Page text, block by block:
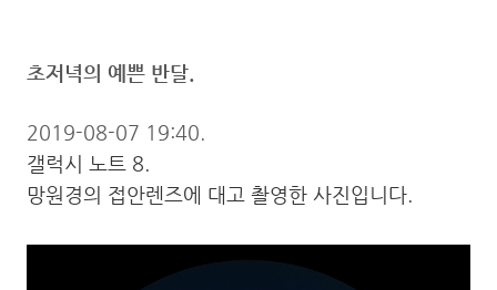
초저녁의 예쁜 반달.
2019-08-07 19:40.
갤럭시 노트 8.
망원경의 접안렌즈에 대고 촬영한 사진입니다.